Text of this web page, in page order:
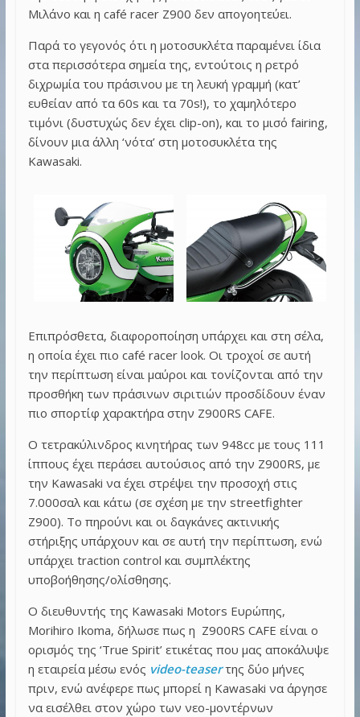
Μιλάνο και η café racer Z900 δεν απογοητεύει.
Παρά το γεγονός ότι η μοτοσυκλέτα παραμένει ίδια
στα περισσότερα σημεία της, εντούτοις η ρετρό
διχρωμία του πράσινου με τη λευκή γραμμή (κατ’
ευθείαν από τα 60s και τα 70s!), το χαμηλότερο
τιμόνι (δυστυχώς δεν έχει clip-on), και το μισό fairing,
δίνουν μια άλλη ‘νότα’ στη μοτοσυκλέτα της
Kawasaki.
Επιπρόσθετα, διαφοροποίηση υπάρχει και στη σέλα,
η οποία έχει πιο café racer look. Οι τροχοί σε αυτή
την περίπτωση είναι μαύροι και τονίζονται από την
προσθήκη των πράσινων σιριτιών προσδίδουν έναν
πιο σπορτίφ χαρακτήρα στην Z900RS CAFE.
Ο τετρακύλινδρος κινητήρας των 948cc με τους 111
ίππους έχει περάσει αυτούσιος από την Z900RS, με
την Kawasaki να έχει στρέψει την προσοχή στις
7.000σαλ και κάτω (σε σχέση με την streetfighter
Z900). Το πηρούνι και οι δαγκάνες ακτινικής
στήριξης υπάρχουν και σε αυτή την περίπτωση, ενώ
υπάρχει traction control και συμπλέκτης
υποβοήθησης/ολίσθησης.
Ο διευθυντής της Kawasaki Motors Ευρώπης,
Morihiro Ikoma, δήλωσε πως η Z900RS CAFE είναι ο
ορισμός της ‘True Spirit’ ετικέτας που μας αποκάλυψε
η εταιρεία μέσω ενός video-teaserτης δύο μήνες
πριν, ενώ ανέφερε πως μπορεί η Kawasaki να άργησε
να εισέλθει στον χώρο των νεο-μοντέρνων